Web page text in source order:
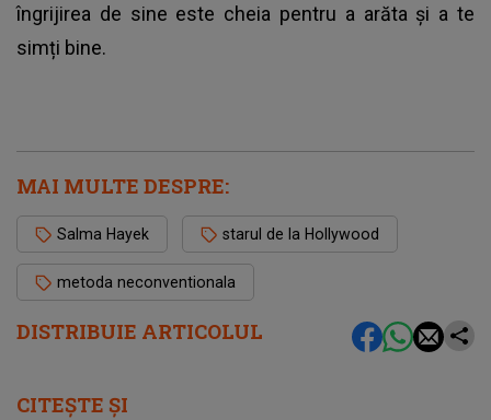
DISTRIBUIE ARTICOLUL
îngrijirea de sine este cheia pentru a arăta și a te
simți bine.
MAI MULTE DESPRE:
Salma Hayek starul de la Hollywood
metoda neconventionala
CITEȘTE ȘI